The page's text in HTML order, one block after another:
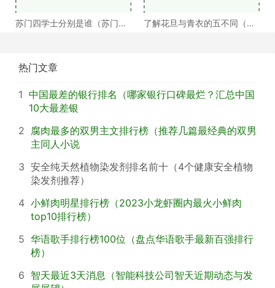
苏门四学士分别是谁（苏门四
了解花旦与青衣的五不同（浅
热门文章
1 中国最差的银行排名（哪家银行口碑最烂？汇总中国
10大最差银
2 腐肉最多的双男主文排行榜（推荐几篇最经典的双男
主同人小说
3 安全纯天然植物染发剂排名前十（4个健康安全植物
染发剂推荐）
4 小鲜肉明星排行榜（2023小龙虾圈内最火小鲜肉
top10排行榜）
5 华语歌手排行榜100位（盘点华语歌手最新百强排行
榜）
6 智天最近3天消息（智能科技公司智天近期动态与发